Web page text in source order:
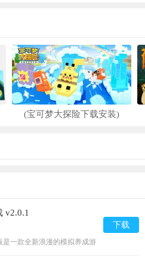
(宝可梦大探险下载安装)
v2.0.1
是一款全新浪漫的模拟养成游
下载